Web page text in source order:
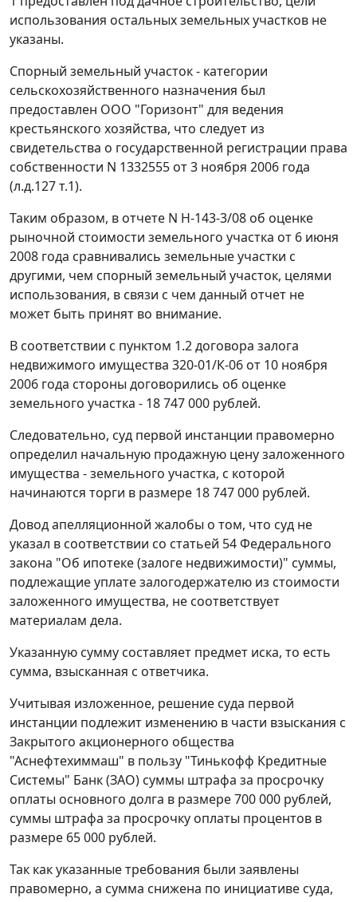
использования остальных земельных участков не
указаны.
Спорный земельный участок - категории
сельскохозяйственного назначения был
предоставлен ООО "Горизонт" для ведения
крестьянского хозяйства, что следует из
свидетельства о государственной регистрации права
собственности N 1332555 от 3 ноября 2006 года
(л.д.127 т.1).
Таким образом, в отчете N Н-143-3/08 об оценке
рыночной стоимости земельного участка от 6 июня
2008 года сравнивались земельные участки с
другими, чем спорный земельный участок, целями
использования, в связи с чем данный отчет не
может быть принят во внимание.
В соответствии с пунктом 1.2 договора залога
недвижимого имущества 320-01/К-06 от 10 ноября
2006 года стороны договорились об оценке
земельного участка - 18 747 000 рублей.
Следовательно, суд первой инстанции правомерно
определил начальную продажную цену заложенного
имущества - земельного участка, с которой
начинаются торги в размере 18 747 000 рублей.
Довод апелляционной жалобы о том, что суд не
указал в соответствии со статьей 54Федерального
закона "Об ипотеке (залоге недвижимости)" суммы,
подлежащие уплате залогодержателю из стоимости
заложенного имущества, не соответствует
материалам дела.
Указанную сумму составляет предмет иска, то есть
сумма, взысканная с ответчика.
Учитывая изложенное, решение суда первой
инстанции подлежит изменению в части взыскания с
Закрытого акционерного общества
"Аснефтехиммаш" в пользу "Тинькофф Кредитные
Системы" Банк (ЗАО) суммы штрафа за просрочку
оплаты основного долга в размере 700 000 рублей,
суммы штрафа за просрочку оплаты процентов в
размере 65 000 рублей.
Так как указанные требования были заявлены
правомерно, а сумма снижена по инициативе суда,